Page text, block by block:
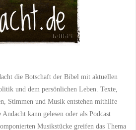
die Botschaft der Bibel mit aktuellen
und dem persönlichen Leben. Texte,
Stimmen und Musik entstehen mithilfe
kann gelesen oder als Podcast
Musikstücke greifen das Thema